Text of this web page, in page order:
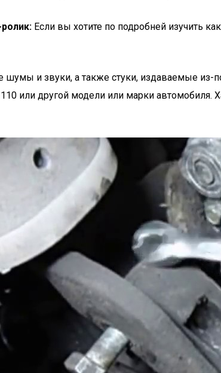
Если вы хотите по подробней изучить
шумы и звуки, а также стуки, издаваемые
или другой модели или марки автомобиля.